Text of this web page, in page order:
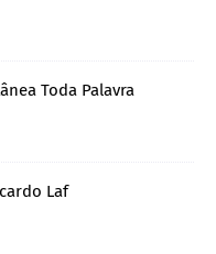
Toda Palavra
Laf